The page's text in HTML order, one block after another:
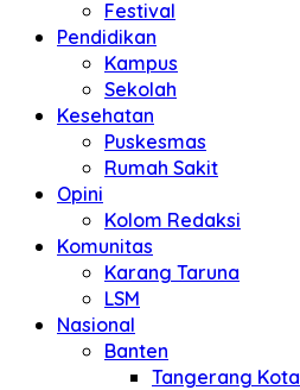
Festival
Pendidikan
Kampus
Sekolah
Kesehatan
Puskesmas
Rumah Sakit
Opini
Kolom Redaksi
Komunitas
Karang Taruna
LSM
Nasional
Banten
Tangerang Kota